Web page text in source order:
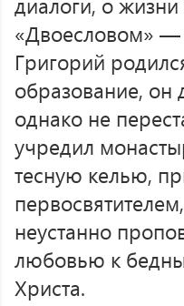
«Двоесловом» —
Григорий
образование, он
однако не
учредил
тесную келью,
неустанно
любовью к
Христа.